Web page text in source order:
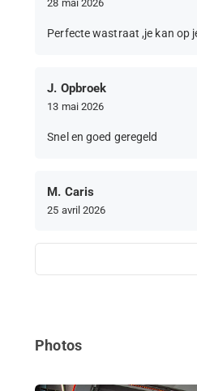
28 mai 2026
Perfecte wastraat ,je kan op
J. Opbroek
13 mai 2026
Snel en goed geregeld
M. Caris
25 avril 2026
Photos